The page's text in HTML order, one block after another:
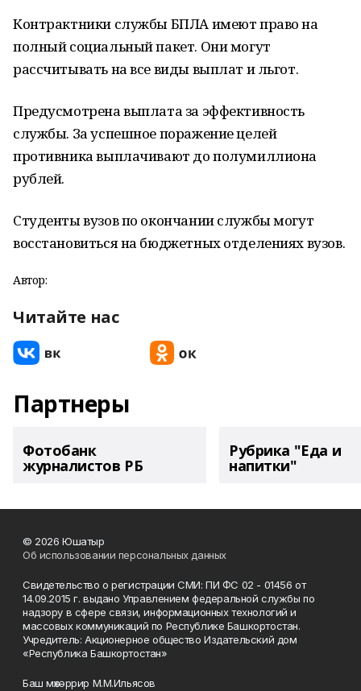
Контрактники службы БПЛА имеют право на
полный социальный пакет. Они могут
рассчитывать на все виды выплат и льгот.
Предусмотрена выплата за эффективность
службы. За успешное поражение целей
противника выплачивают до полумиллиона
рублей.
Студенты вузов по окончании службы могут
восстановиться на бюджетных отделениях вузов.
Автор:
Читайте нас
Партнеры
Фотобанк
журналистов РБ
Рубрика "Еда и
напитки"
© 2026 Юшатыр
Об использовании персональных данных
Свидетельство о регистрации СМИ: ПИ ФС 02 - 01456 от
14.09.2015 г. выдано Управлением федеральной службы по
надзору в сфере связи, информационных технологий и
массовых коммуникаций по Республике Башкортостан.
Учредитель: Акционерное общество Издательский дом
«Республика Башкортостан»
Баш мөхәррир М.М.Ильясов